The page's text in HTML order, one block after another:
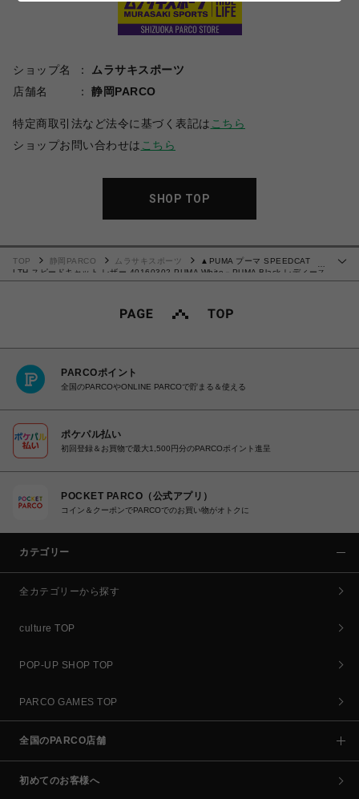
ショップ名
ムラサキスポーツ
店舗名
静岡PARCO
特定商取引法など法令に基づく表記は こちら
ショップお問い合わせは こちら
SHOP TOP
TOP 静岡PARCO ムラサキスポーツ
▲PUMA プーマ SPEEDCAT
LTH スピードキャット レザー 40160302 PUMA White－PUMA Black レディース
メンズ スニーカー 24.5cm【送料無料 北海道/沖縄/離島を除く】
PARCOポイント
全国のPARCOやONLINE PARCOで貯まる＆使える
ポケパル払い
初回登録＆お買物で最大1,500円分のPARCOポイント進呈
POCKET PARCO（公式アプリ）
コイン＆クーポンでPARCOでのお買い物がオトクに
カテゴリー
全カテゴリーから探す
culture TOP
POP-UP SHOP TOP
PARCO GAMES TOP
全国のPARCO店舗
初めてのお客様へ